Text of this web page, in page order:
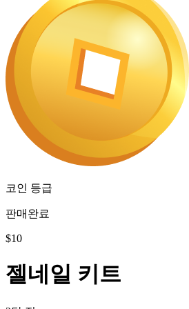
코인 등급
판매완료
$10
젤네일 키트